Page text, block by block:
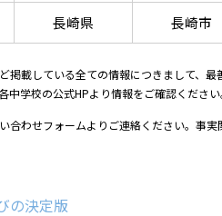
長崎県 長崎市
掲載している全ての情報につきまして、
中学校の公式HPより情報をご確認ください
合わせフォームよりご連絡ください。事
の決定版